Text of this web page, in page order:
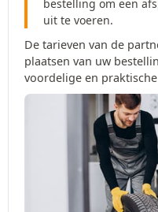
bestelling om een
uit te voeren.
De tarieven van de
plaatsen van uw
voordelige en